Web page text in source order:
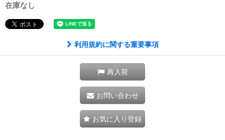
在庫なし
利用規約に関する重要事項
再入荷
お問い合わせ
お気に入り登録